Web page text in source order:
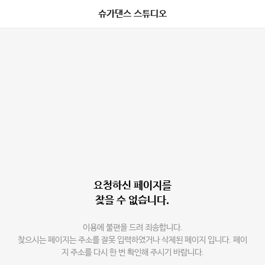
슈가댄스 스튜디오
요청하신 페이지를
찾을 수 없습니다.
이용에 불편을 드려 죄송합니다.
찾으시는 페이지는 주소를 잘못 입력하였거나 삭제된 페이지 입니다. 페이
지 주소를 다시 한 번 확인해 주시기 바랍니다.